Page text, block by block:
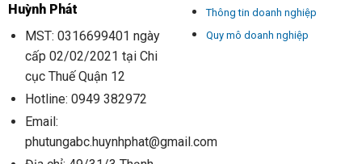
Huỳnh Phát
MST: 0316699401 ngày
cấp 02/02/2021 tại Chi
cục Thuế Quận 12
Hotline: 0949 382972
Email:
phutungabc.huynhphat@gmail.com
Thông tin doanh nghiệp
Quy mô doanh nghiệp